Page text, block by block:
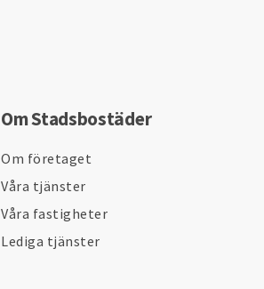
Om Stadsbostäder
Om företaget
Våra tjänster
Våra fastigheter
Lediga tjänster